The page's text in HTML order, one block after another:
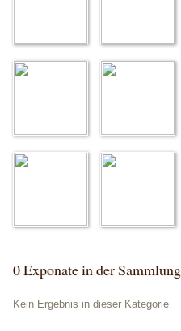
0 Exponate in der
Kein Ergebnis in dieser Kategorie